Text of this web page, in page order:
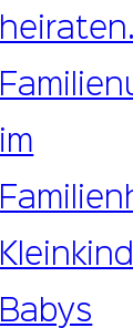
heiraten.
im
Babys